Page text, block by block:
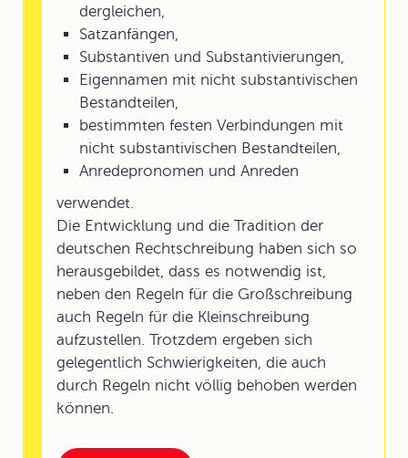
dergleichen,
Satzanfängen,
Substantiven und Substantivierungen,
Eigennamen mit nicht substantivischen
Bestandteilen,
bestimmten festen Verbindungen mit
nicht substantivischen Bestandteilen,
Anredepronomen und Anreden
verwendet.
Die Entwicklung und die Tradition der
deutschen Rechtschreibung haben sich so
herausgebildet, dass es notwendig ist,
neben den Regeln für die Großschreibung
auch Regeln für die Kleinschreibung
aufzustellen. Trotzdem ergeben sich
gelegentlich Schwierigkeiten, die auch
durch Regeln nicht völlig behoben werden
können.